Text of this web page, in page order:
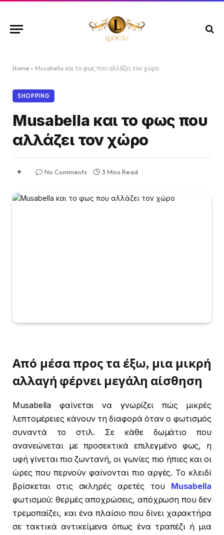
Home » Musabella και το φως που αλλάζει τον χώρο
SHOPPING
Musabella και το φως που
αλλάζει τον χώρο
No Comments 3 Mins Read
Από μέσα προς τα έξω, μια μικρή
αλλαγή φέρνει μεγάλη αίσθηση
Musabella φαίνεται να γνωρίζει πώς μικρές
λεπτομέρειες κάνουν τη διαφορά όταν ο φωτισμός
συναντά το στιλ. Σε κάθε δωμάτιο που
ανανεώνεται με προσεκτικά επιλεγμένο φως, η
υφή γίνεται πιο ζωντανή, οι γωνίες πιο ήπιες και οι
ώρες που περνούν φαίνονται πιο αργές. Το κλειδί
βρίσκεται στις σκληρές αρετές του
Musabella
φωτισμού: θερμές αποχρώσεις, απόχρωση που δεν
τρεμοπαίζει, και ένα πλαίσιο που δίνει χαρακτήρα
σε τακτικά αντικείμενα όπως ένα τραπέζι ή μια